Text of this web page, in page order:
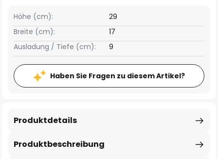
Breite (cm): 17
Höhe (cm): 29
Ausladung / Tiefe (cm): 9
Haben Sie Fragen zu diesem Artikel?
Produktbeschreibung
Produktdetails